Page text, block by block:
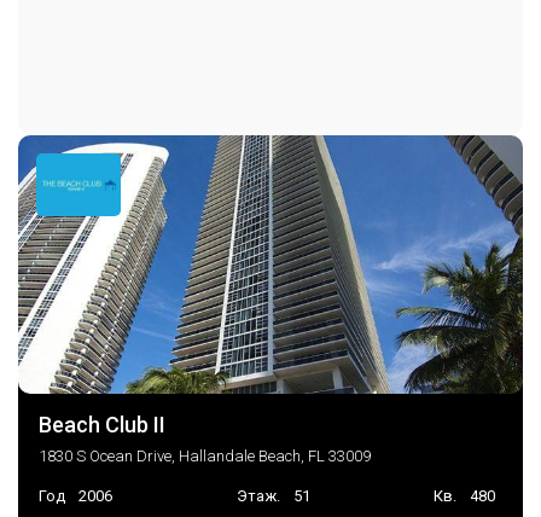
Beach Club II
1830 S Ocean Drive, Hallandale Beach, FL 33009
Год 2006 Этаж. 51 Кв. 480